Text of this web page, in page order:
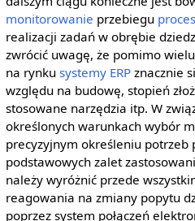
monitorowanie przebiegu
realizacji zadań w obrębie
zwrócić uwagę, że pomimo
na rynku systemy ERPznacznie
względu na budowę, stopień
stosowane narzędzia itp. W
określonych warunkach wybór
precyzyjnym określeniu potrzeb
podstawowych zalet
należy wyróżnić przede
reagowania na zmiany popytu
poprzez system połączeń